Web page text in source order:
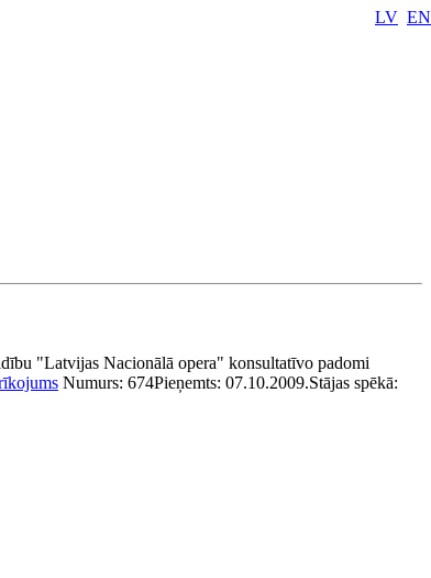
LV EN
"Latvijas Nacionālā opera" konsultatīvo padomi
Numurs: 674Pieņemts: 07.10.2009.Stājas spēkā: